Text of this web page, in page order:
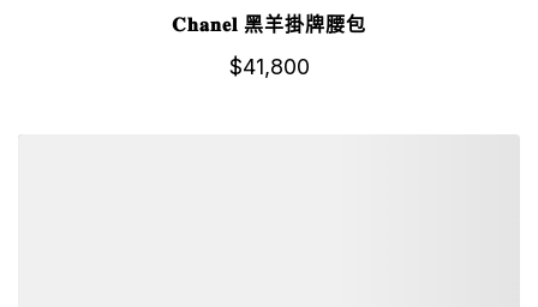
𝐂𝐡𝐚𝐧𝐞𝐥 黑羊掛牌腰包
$41,800